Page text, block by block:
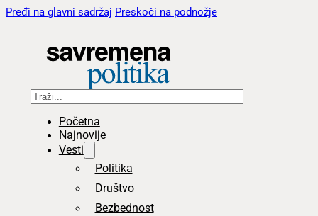
Pređi na glavni sadržaj Preskoči na podnožje
Pretraga
Početna
Najnovije
Vesti
Politika
Društvo
Bezbednost